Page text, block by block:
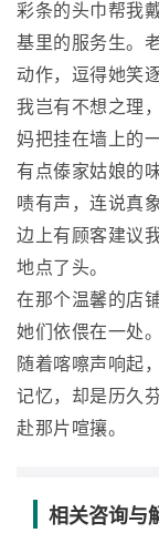
彩条的头巾帮我
基里的服务生。
动作，逗得她笑
我岂有不想之理
妈把挂在墙上的
有点傣家姑娘的
啧有声，连说真
边上有顾客建议
地点了头。
在那个温馨的店
她们依偎在一处。
随着喀嚓声响起
记忆，却是历久
赴那片喧攘。
相关咨询与